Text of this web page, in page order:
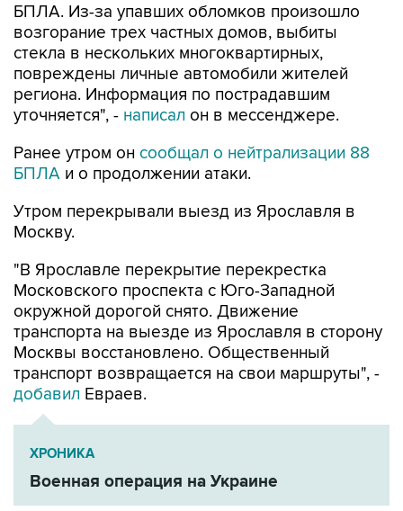
БПЛА. Из-за упавших обломков произошло
возгорание трех частных домов, выбиты
стекла в нескольких многоквартирных,
повреждены личные автомобили жителей
региона. Информация по пострадавшим
уточняется", - написал он в мессенджере.
Ранее утром он сообщал о нейтрализации 88
БПЛА и о продолжении атаки.
Утром перекрывали выезд из Ярославля в
Москву.
"В Ярославле перекрытие перекрестка
Московского проспекта с Юго-Западной
окружной дорогой снято. Движение
транспорта на выезде из Ярославля в сторону
Москвы восстановлено. Общественный
транспорт возвращается на свои маршруты", -
добавил Евраев.
ХРОНИКА
Военная операция на Украине